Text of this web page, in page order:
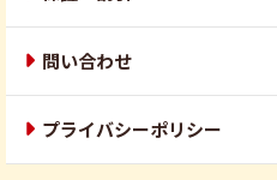
問い合わせ
プライバシーポリシー